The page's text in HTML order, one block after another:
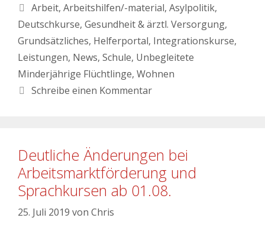
Arbeit, Arbeitshilfen/-material, Asylpolitik,
Deutschkurse, Gesundheit & ärztl. Versorgung,
Grundsätzliches, Helferportal, Integrationskurse,
Leistungen, News, Schule, Unbegleitete
Minderjährige Flüchtlinge, Wohnen
Schreibe einen Kommentar
Deutliche Änderungen bei
Arbeitsmarktförderung und
Sprachkursen ab 01.08.
25. Juli 2019 von Chris